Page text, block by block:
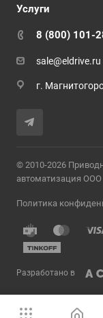
Услуги
8 (800) 101-
sale@eldrive.ru
г.
© 2010-2026
автоматизация
Политика
Разработано в